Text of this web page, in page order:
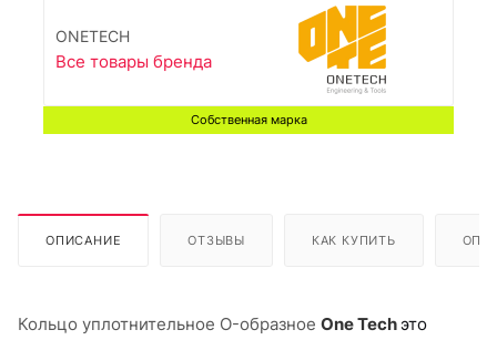
ONETECH
Все товары бренда
Собственная марка
ОПИСАНИЕ ОТЗЫВЫ КАК КУПИТЬ
Кольцо уплотнительное O-образное One Techэто